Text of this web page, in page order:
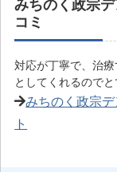
みちのく政宗
コミ
対応が丁寧で、治
としてくれるので
みちのく政宗
ト